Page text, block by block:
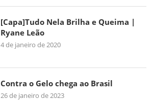
[Capa]Tudo Nela Brilha e Queima |
Ryane Leão
4 de janeiro de 2020
Contra o Gelo chega ao Brasil
26 de janeiro de 2023